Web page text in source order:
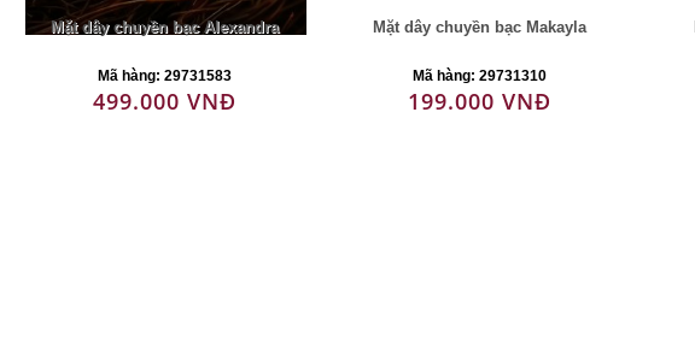
Mặt dây chuyền bạc Alexandra
Mã hàng: 29731583
499.000 VNĐ
Mặt dây chuyền bạc Makayla
Mã hàng: 29731310
199.000 VNĐ